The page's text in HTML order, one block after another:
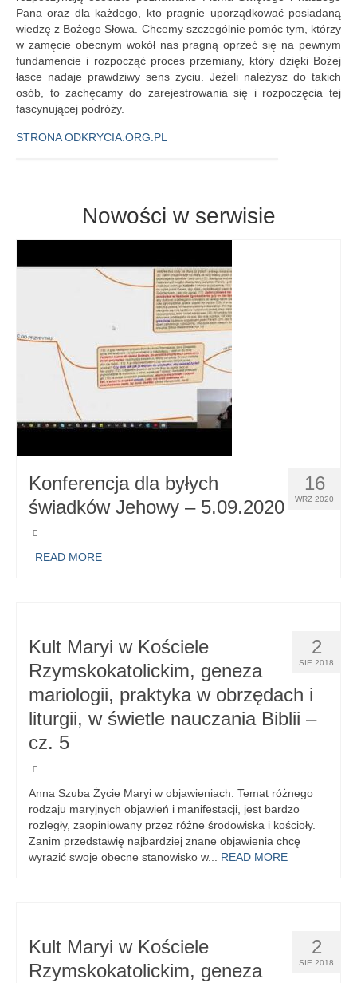
Pana oraz dla każdego, kto pragnie uporządkować posiadaną
wiedzę z Bożego Słowa. Chcemy szczególnie pomóc tym, którzy
w zamęcie obecnym wokół nas pragną oprzeć się na pewnym
fundamencie i rozpocząć proces przemiany, który dzięki Bożej
łasce nadaje prawdziwy sens życiu. Jeżeli należysz do takich
osób, to zachęcamy do zarejestrowania się i rozpoczęcia tej
fascynującej podróży.
STRONA ODKRYCIA.ORG.PL
Nowości w serwisie
16
WRZ 2020
Konferencja dla byłych
świadków Jehowy – 5.09.2020
READ MORE
2
SIE 2018
Kult Maryi w Kościele
Rzymskokatolickim, geneza
mariologii, praktyka w obrzędach i
liturgii, w świetle nauczania Biblii –
cz. 5
Anna Szuba Życie Maryi w objawieniach. Temat różnego
rodzaju maryjnych objawień i manifestacji, jest bardzo
rozległy, zaopiniowany przez różne środowiska i kościoły.
Zanim przedstawię najbardziej znane objawienia chcę
wyrazić swoje obecne stanowisko w... READ MORE
2
SIE 2018
Kult Maryi w Kościele
Rzymskokatolickim, geneza